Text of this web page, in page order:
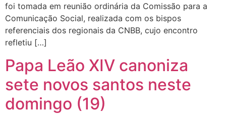
foi tomada em reunião ordinária da Comissão para a
Comunicação Social, realizada com os bispos
referenciais dos regionais da CNBB, cujo encontro
refletiu […]
Papa Leão XIV canoniza
sete novos santos neste
domingo (19)